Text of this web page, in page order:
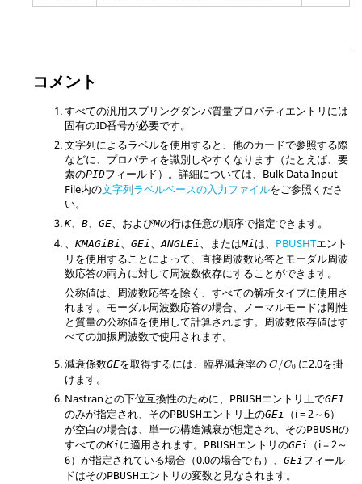
コメント
すべての汎用スプリングダンパ質量プロパティエントリには
固有のID番号が必要です。
文字列によるラベルを使用すると、他のカードで参照する際
などに、プロパティを識別しやすくなります（たとえば、要
素のPIDフィールド）。詳細については、Bulk Data Input
File内の文字列ラベルベースの入力ファイルをご参照くださ
い。
K、 B GE 、およびMの行は任意の順序で指定できます。
KMAGiBi GEi ANGLEi 、またはMi は、 PBUSHTエント
リを使用することによって、直接周波数応答とモーダル周波
数応答の両方に対して周波数依存にすることができます。
公称値は、周波数応答を除く、すべての解析タイプに使用さ
れます。モーダル周波数応答の場合、ノーマルモードは剛性
と質量の公称値を使用して計算されます。周波数依存値はす
べての加振周波数で使用されます。
減衰係数GEを取得するには、臨界減衰率の C /C0 に2.0を掛
けます。
Nastranとの下位互換性のために、 PBUSHエントリ上でGE1
のみが指定され、そのPBUSHエントリ上のGEi （i = 2～6）
が空白の場合は、単一の構造減衰が想定され、そのPBUSHの
すべてのKiに適用されます。 PBUSHエントリのGEi （i = 2～
6）が指定されている場合（0.0の場合でも）、 GEiフィール
ドはそのPBUSHエントリの変数と見なされます。